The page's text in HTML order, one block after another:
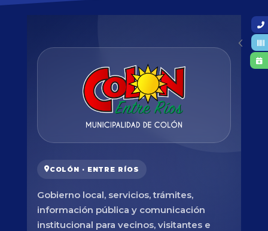
COLÓN · ENTRE RÍOS
Gobierno local, servicios, trámites,
información pública y comunicación
institucional para vecinos, visitantes e